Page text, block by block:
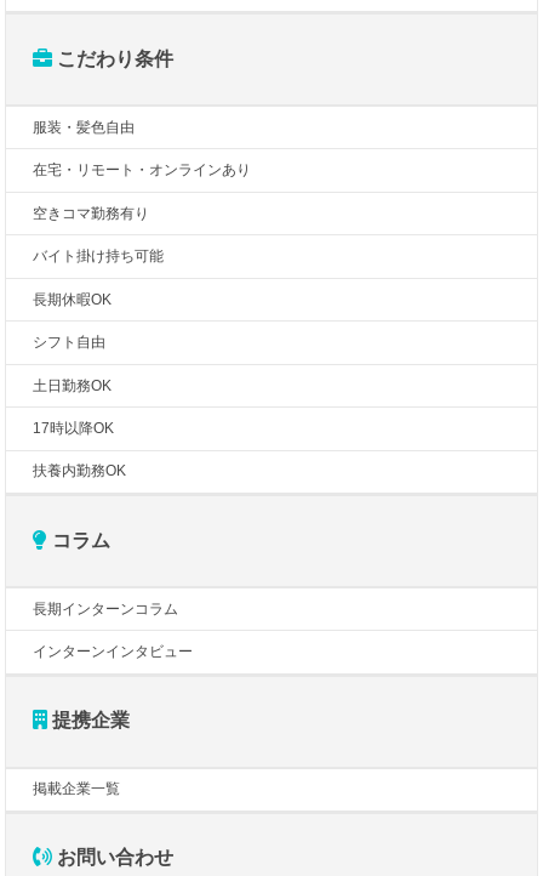
こだわり条件
服装・髪色自由
在宅・リモート・オンラインあり
空きコマ勤務有り
バイト掛け持ち可能
長期休暇OK
シフト自由
土日勤務OK
17時以降OK
扶養内勤務OK
コラム
長期インターンコラム
インターンインタビュー
提携企業
掲載企業一覧
お問い合わせ